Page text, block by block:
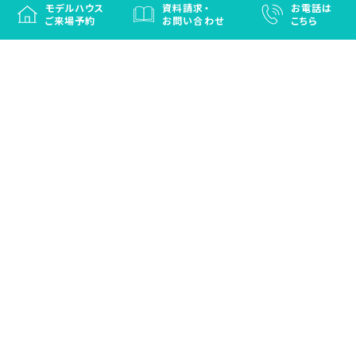
モデルハウス
ご来場予約
資料請求・
お問い合わせ
お電話は
こちら